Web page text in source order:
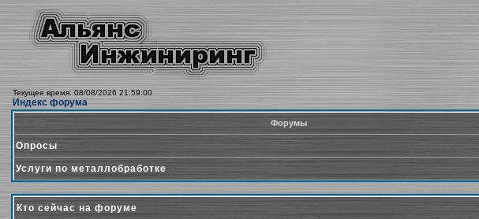
Текущее время: 08/08/2026 21:59:00
Индекс форума
Форумы
Опросы
Услуги по металлобработке
Кто сейчас на форуме